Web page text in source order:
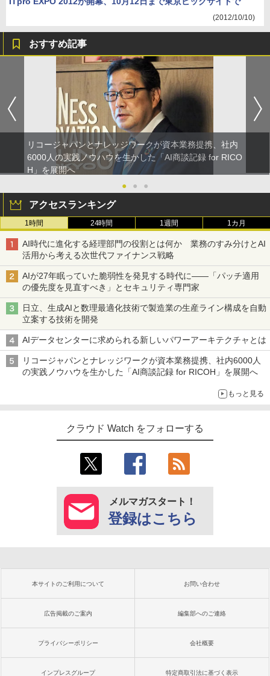
(2012/10/10)
おすすめ記事
リコージャパンとナレッジワークが資本業務提携、社内
6000人の実践ノウハウを生かした「AI商談記録 for RICO
H」を展開へ
●
● ●
アクセスランキング
1時間 24時間 1週間 1カ月
AI時代に進化する経理部門の役割とは何か 業務のすみ分けとAI
活用から考える次世代ファイナンス戦略
AIが27年眠っていた脆弱性を発見する時代に――「パッチ適用
の優先度を見直すべき」とセキュリティ専門家
日立、生成AIと数理最適化技術で製造業の生産ライン構成を自動
立案する技術を開発
AIデータセンターに求められる新しいパワーアーキテクチャとは
リコージャパンとナレッジワークが資本業務提携、社内6000人
の実践ノウハウを生かした「AI商談記録 for RICOH」を展開へ
もっと見る
クラウド Watch をフォローする
メルマガスタート！
登録はこちら
本サイトのご利用について お問い合わせ
広告掲載のご案内 編集部へのご連絡
プライバシーポリシー 会社概要
インプレスグループ 特定商取引法に基づく表示